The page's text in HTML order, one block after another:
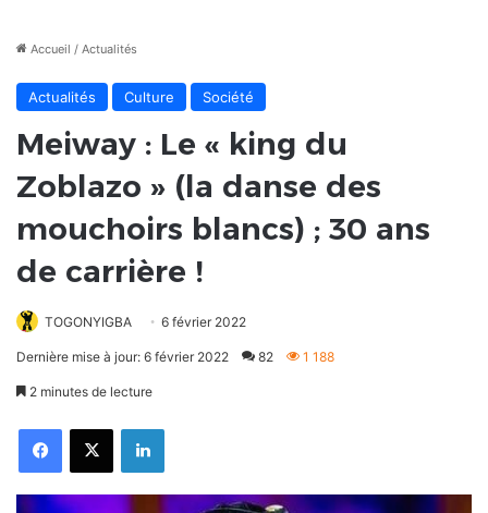
Accueil / Actualités
Actualités Culture Société
Meiway : Le « king du
Zoblazo » (la danse des
mouchoirs blancs) ; 30 ans
de carrière !
TOGONYIGBA 6 février 2022
Dernière mise à jour: 6 février 2022 82 1 188
2 minutes de lecture
FacebookX Linkedin